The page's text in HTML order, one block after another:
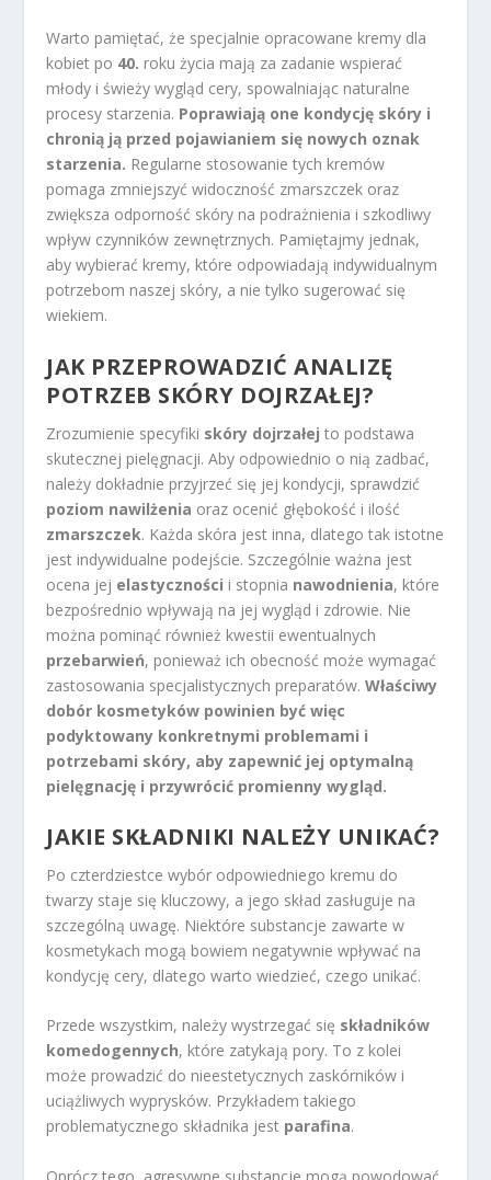
Warto pamiętać, że specjalnie opracowane kremy dla
kobiet po 40. roku życia mają za zadanie wspierać
młody i świeży wygląd cery, spowalniając naturalne
procesy starzenia. Poprawiają one kondycję skóry i
chronią ją przed pojawianiem się nowych oznak
starzenia. Regularne stosowanie tych kremów
pomaga zmniejszyć widoczność zmarszczek oraz
zwiększa odporność skóry na podrażnienia i szkodliwy
wpływ czynników zewnętrznych. Pamiętajmy jednak,
aby wybierać kremy, które odpowiadają indywidualnym
potrzebom naszej skóry, a nie tylko sugerować się
wiekiem.
JAK PRZEPROWADZIĆ ANALIZĘ
POTRZEB SKÓRY DOJRZAŁEJ?
Zrozumienie specyfiki skóry dojrzałej to podstawa
skutecznej pielęgnacji. Aby odpowiednio o nią zadbać,
należy dokładnie przyjrzeć się jej kondycji, sprawdzić
poziom nawilżenia oraz ocenić głębokość i ilość
zmarszczek. Każda skóra jest inna, dlatego tak istotne
jest indywidualne podejście. Szczególnie ważna jest
ocena jej elastyczności i stopnia nawodnienia, które
bezpośrednio wpływają na jej wygląd i zdrowie. Nie
można pominąć również kwestii ewentualnych
przebarwień, ponieważ ich obecność może wymagać
zastosowania specjalistycznych preparatów.Właściwy
dobór kosmetyków powinien być więc
podyktowany konkretnymi problemami i
potrzebami skóry, aby zapewnić jej optymalną
pielęgnację i przywrócić promienny wygląd.
JAKIE SKŁADNIKI NALEŻY UNIKAĆ?
Po czterdziestce wybór odpowiedniego kremu do
twarzy staje się kluczowy, a jego skład zasługuje na
szczególną uwagę. Niektóre substancje zawarte w
kosmetykach mogą bowiem negatywnie wpływać na
kondycję cery, dlatego warto wiedzieć, czego unikać.
Przede wszystkim, należy wystrzegać się składników
komedogennych, które zatykają pory. To z kolei
może prowadzić do nieestetycznych zaskórników i
uciążliwych wyprysków. Przykładem takiego
problematycznego składnika jest parafina.